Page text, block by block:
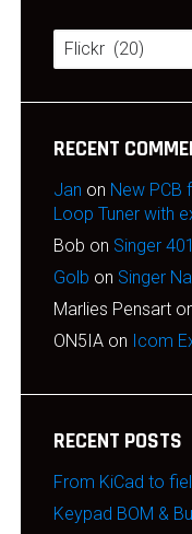
Categories
RECENT
Jan on New PCB
Loop Tuner with
Bob on Singer
Golb on Singer
Marlies Pensart
ON5IAon Icom
RECENT POSTS
From KiCad to
Keypad BOM &